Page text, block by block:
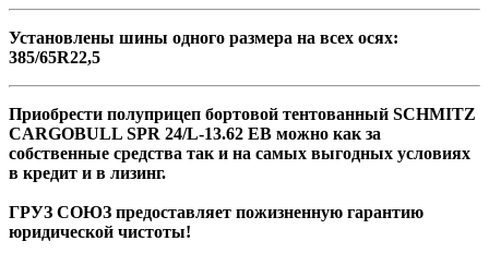
Установлены шины одного размера на всех осях:
385/65R22,5
Приобрести полуприцеп бортовой тентованный SCHMITZ
CARGOBULL SPR 24/L-13.62 EB можно как за
собственные средства так и на самых выгодных условиях
в кредит и в лизинг.
ГРУЗ СОЮЗ предоставляет пожизненную гарантию
юридической чистоты!